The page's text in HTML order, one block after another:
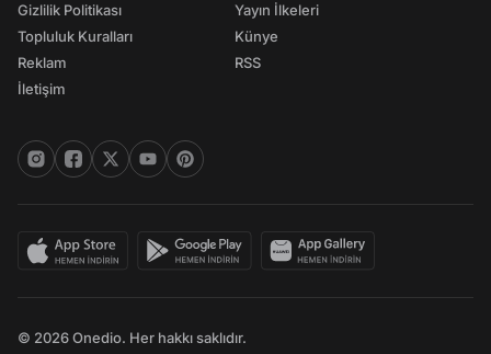
Gizlilik Politikası
Topluluk Kuralları
Reklam
İletişim
Yayın İlkeleri
Künye
RSS
© 2026 Onedio. Her hakkı saklıdır.